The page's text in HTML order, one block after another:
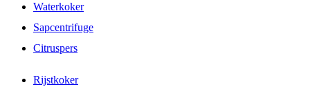
Waterkoker
Sapcentrifuge
Citruspers
Rijstkoker